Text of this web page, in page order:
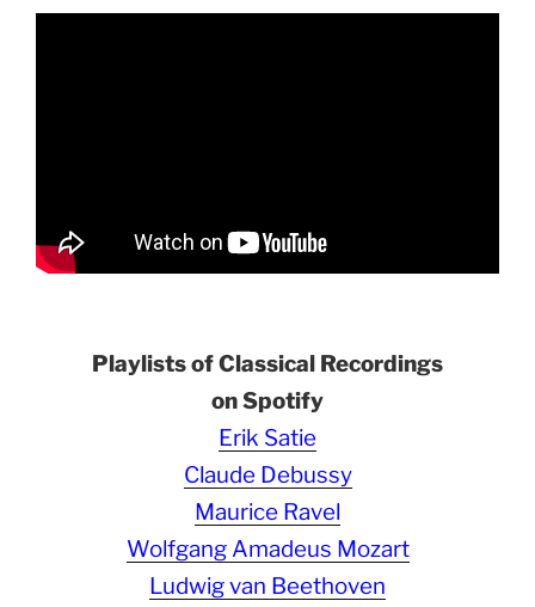
Playlists of Classical Recordings
on Spotify
Erik Satie
Claude Debussy
Maurice Ravel
Wolfgang Amadeus Mozart
Ludwig van Beethoven